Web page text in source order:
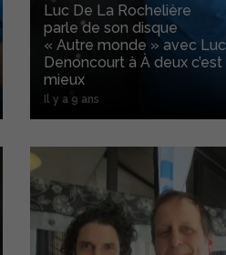
Luc De La Rochelière
parle de son disque
« Autre monde » avec Luc
Denoncourt à À deux c’est
mieux
Il y a 9 ans